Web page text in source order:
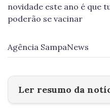
novidade este ano é que
poderão se vacinar
Agência SampaNews
Ler resumo da